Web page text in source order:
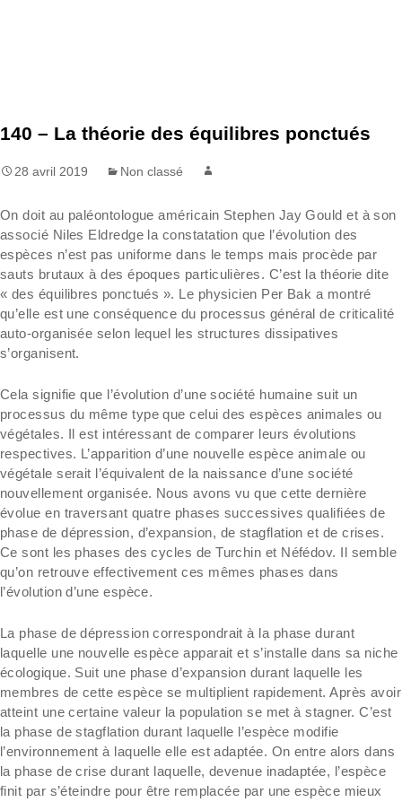
140 – La théorie des équilibres ponctués
28 avril 2019 Non classé
On doit au paléontologue américain Stephen Jay Gould et à son
associé Niles Eldredge la constatation que l’évolution des
espèces n’est pas uniforme dans le temps mais procède par
sauts brutaux à des époques particulières. C’est la théorie dite
« des équilibres ponctués ». Le physicien Per Bak a montré
qu’elle est une conséquence du processus général de criticalité
auto-organisée selon lequel les structures dissipatives
s’organisent.
Cela signifie que l’évolution d’une société humaine suit un
processus du même type que celui des espèces animales ou
végétales. Il est intéressant de comparer leurs évolutions
respectives. L’apparition d’une nouvelle espèce animale ou
végétale serait l’équivalent de la naissance d’une société
nouvellement organisée. Nous avons vu que cette dernière
évolue en traversant quatre phases successives qualifiées de
phase de dépression, d’expansion, de stagflation et de crises.
Ce sont les phases des cycles de Turchin et Néfédov. Il semble
qu’on retrouve effectivement ces mêmes phases dans
l’évolution d’une espèce.
La phase de dépression correspondrait à la phase durant
laquelle une nouvelle espèce apparait et s’installe dans sa niche
écologique. Suit une phase d’expansion durant laquelle les
membres de cette espèce se multiplient rapidement. Après avoir
atteint une certaine valeur la population se met à stagner. C’est
la phase de stagflation durant laquelle l’espèce modifie
l’environnement à laquelle elle est adaptée. On entre alors dans
la phase de crise durant laquelle, devenue inadaptée, l’espèce
finit par s’éteindre pour être remplacée par une espèce mieux